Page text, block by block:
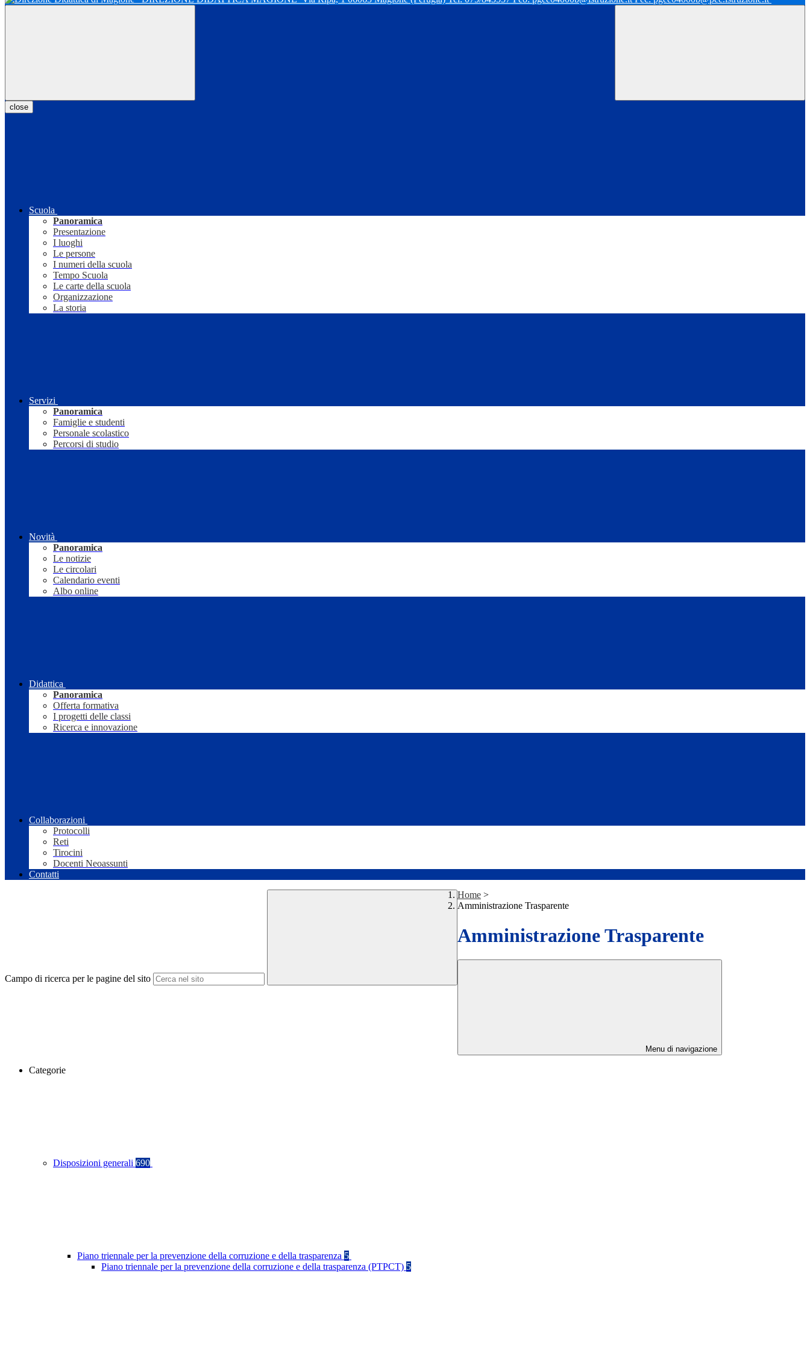
close
Scuola
Panoramica
Presentazione
I luoghi
Le persone
I numeri della scuola
Tempo Scuola
Le carte della scuola
Organizzazione
La storia
Servizi
Panoramica
Famiglie e studenti
Personale scolastico
Percorsi di studio
Novità
Panoramica
Le notizie
Le circolari
Calendario eventi
Albo online
Didattica
Panoramica
Offerta formativa
I progetti delle classi
Ricerca e innovazione
Collaborazioni
Protocolli
Reti
Tirocini
Docenti Neoassunti
Contatti
Campo di ricerca per le pagine del sito
Home >
Amministrazione Trasparente
Amministrazione Trasparente
Menu di navigazione
Categorie
Disposizioni generali 690
Piano triennale per la prevenzione della corruzione e della trasparenza 5
Piano triennale per la prevenzione della corruzione e della trasparenza (PTPCT) 5